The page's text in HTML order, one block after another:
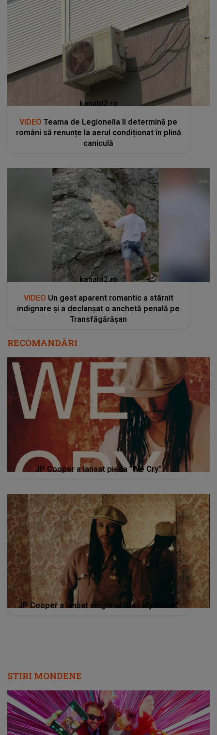
kanald2.ro
VIDEO Teama de Legionella îi determină pe
români să renunțe la aerul condiționat în plină
caniculă
kanald2.ro
VIDEO Un gest aparent romantic a stârnit
indignare și a declanșat o anchetă penală pe
Transfăgărășan
RECOMANDĂRI
JP Cooper a lansat piesa ”We Cry”
JP Cooper a lansat single-ul ”Call My Name”
STIRI MONDENE